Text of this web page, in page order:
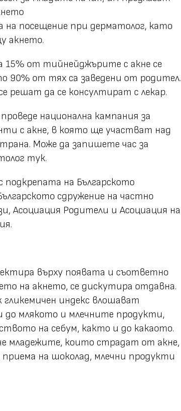
на посещение при дерматолог, като
акнето.
15% от тийнейджърите с акне се
90% от тях са заведени от родител.
решат да се консултират с лекар.
национална кампания за
с акне, в която ще участват над
Може да запишете час за
тук.
на Българското
сдружение на частно
Асоциация Родители и Асоциация на
върху появата и съответно
на акнето, се дискутира отдавна.
гликемичен индекс влошават
до млякото и млечните продукти,
на себум, както и до какаото.
младежите, които страдат от акне,
на шоколад, млечни продукти